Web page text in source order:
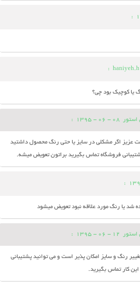
:
:
یا کوچیک بود چی؟
استور 08 - 06 - 1395
:
عزیز اگر مشکلی در سایز یا حتی رنگ محصول داشتید
فروشگاه تماس بگیرید براتون تعویض میشه.
:
شد یا رنگ مورد علاقه نبود تعويض میشود
استور 12 - 06 - 1395
:
رنگ و سایز امکان پذیر است و می توانید پشتیبانی
کار تماس بگیرید.